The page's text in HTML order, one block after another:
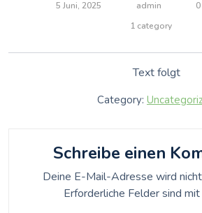
5 Juni, 2025 admin
1 category
Text folgt
Category:
Schreibe einen
Deine E-Mail-Adresse wird
Erforderliche Felder sind mit